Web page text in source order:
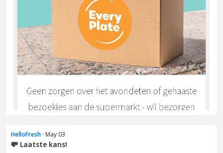
HelloFresh · May 03
💸 Laatste kans!